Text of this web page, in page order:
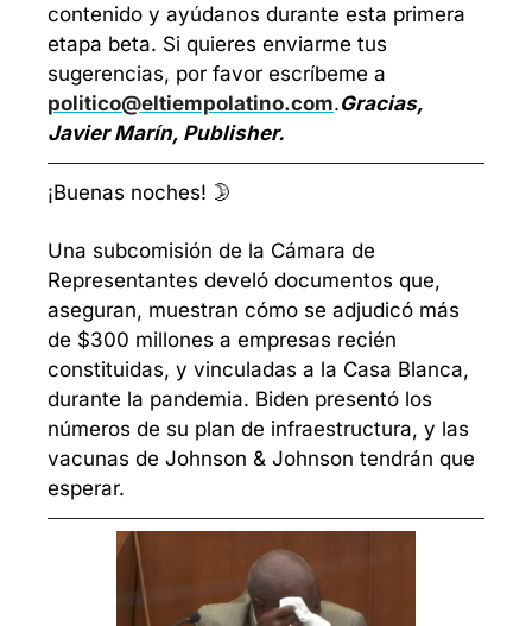
contenido y ayúdanos durante esta primera
etapa beta. Si quieres enviarme tus
politico@eltiempolatino.com.Gracias,
Javier Marín, Publisher.
¡Buenas noches! 🌛
Una subcomisión de la Cámara de
Representantes develó documentos que,
aseguran, muestran cómo se adjudicó más
de $300 millones a empresas recién
constituidas, y vinculadas a la Casa Blanca,
durante la pandemia. Biden presentó los
números de su plan de infraestructura, y las
vacunas de Johnson & Johnson tendrán que
esperar.